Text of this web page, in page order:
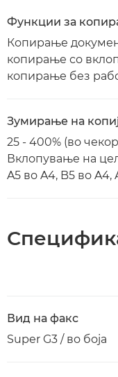
Функции за
Копирање
копирање со
копирање без
Зумирање на
25 - 400% (во
Вклопување на
A5 во A4, B5 во A4,
Вид на факс
Super G3 / во боја